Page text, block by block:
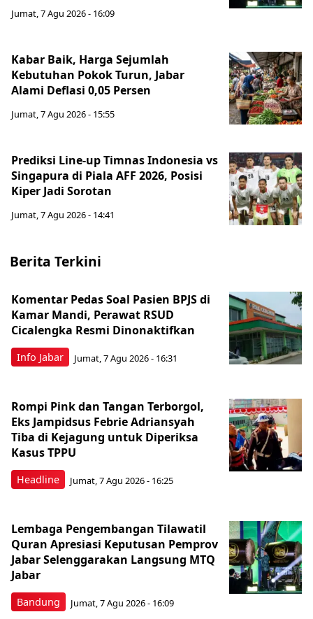
Jumat, 7 Agu 2026 - 16:09
Kabar Baik, Harga Sejumlah
Kebutuhan Pokok Turun, Jabar
Alami Deflasi 0,05 Persen
Jumat, 7 Agu 2026 - 15:55
Prediksi Line-up Timnas Indonesia vs
Singapura di Piala AFF 2026, Posisi
Kiper Jadi Sorotan
Jumat, 7 Agu 2026 - 14:41
Berita Terkini
Info Jabar
Komentar Pedas Soal Pasien BPJS di
Kamar Mandi, Perawat RSUD
Cicalengka Resmi Dinonaktifkan
Jumat, 7 Agu 2026 - 16:31
Headline
Rompi Pink dan Tangan Terborgol,
Eks Jampidsus Febrie Adriansyah
Tiba di Kejagung untuk Diperiksa
Kasus TPPU
Jumat, 7 Agu 2026 - 16:25
Bandung
Lembaga Pengembangan Tilawatil
Quran Apresiasi Keputusan Pemprov
Jabar Selenggarakan Langsung MTQ
Jabar
Jumat, 7 Agu 2026 - 16:09